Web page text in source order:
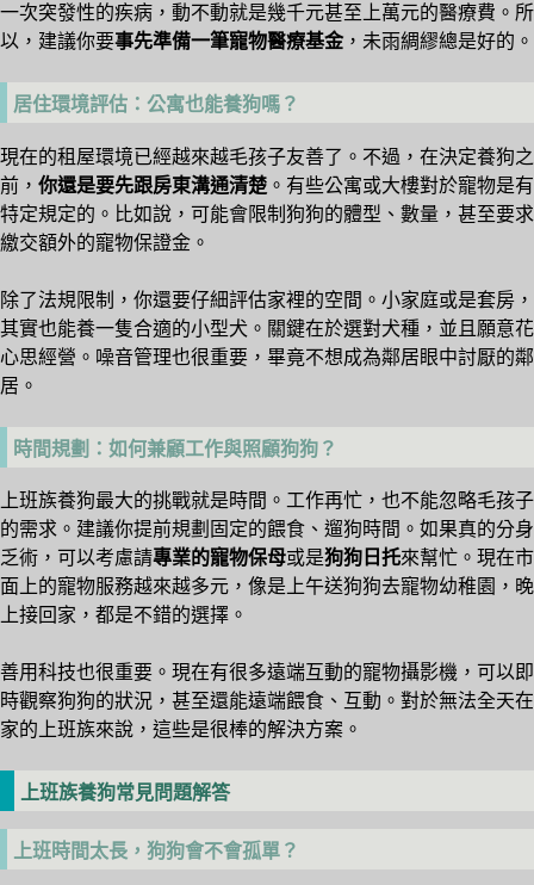
一次突發性的疾病，動不動就是幾千元甚至上萬元的醫療費。所
以，建議你要事先準備一筆寵物醫療基金 ，未雨綢繆總是好的。
居住環境評估：公寓也能養狗嗎？
現在的租屋環境已經越來越毛孩子友善了。不過，在決定養狗之
前， 你還是要先跟房東溝通清楚 。有些公寓或大樓對於寵物是有
特定規定的。比如說，可能會限制狗狗的體型、數量，甚至要求
繳交額外的寵物保證金。
除了法規限制，你還要仔細評估家裡的空間。小家庭或是套房，
其實也能養一隻合適的小型犬。關鍵在於選對犬種，並且願意花
心思經營。噪音管理也很重要，畢竟不想成為鄰居眼中討厭的鄰
居。
時間規劃：如何兼顧工作與照顧狗狗？
上班族養狗最大的挑戰就是時間。工作再忙，也不能忽略毛孩子
的需求。建議你提前規劃固定的餵食、遛狗時間。如果真的分身
乏術，可以考慮請專業的寵物保母或是狗狗日托來幫忙。現在市
面上的寵物服務越來越多元，像是上午送狗狗去寵物幼稚園，晚
上接回家，都是不錯的選擇。
善用科技也很重要。現在有很多遠端互動的寵物攝影機，可以即
時觀察狗狗的狀況，甚至還能遠端餵食、互動。對於無法全天在
家的上班族來說，這些是很棒的解決方案。
上班族養狗常見問題解答
上班時間太長，狗狗會不會孤單？